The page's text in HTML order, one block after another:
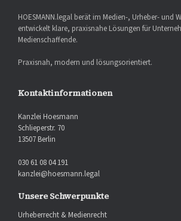
HOESMANN.legal berät im Medien-, Urheber- und
entwickelt klare, praxisnahe Lösungen für
Medienschaffende.
Praxisnah, modern und lösungsorientiert.
Kontaktinformationen
Kanzlei Hoesmann
Schlieperstr. 70
13507 Berlin
030 61 08 04 191
kanzlei@hoesmann.legal
Unsere Schwerpunkte
Urheberrecht & Medienrecht